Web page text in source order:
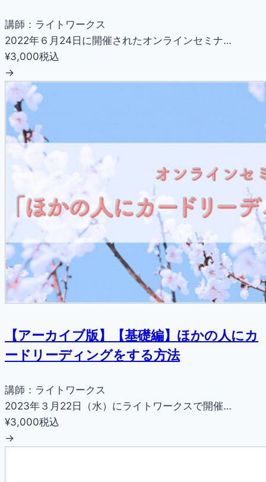
講師：ライトワークス
2022年６月24日に開催されたオンラインセミナ…
¥3,000税込
→
【アーカイブ版】【基礎編】ほかの人にカ
ードリーディングをする方法
講師：ライトワークス
2023年３月22日（水）にライトワークスで開催…
¥3,000税込
→